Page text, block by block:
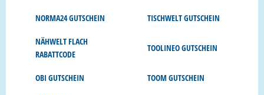
NORMA24 GUTSCHEIN
NÄHWELT FLACH
RABATTCODE
OBI GUTSCHEIN
TISCHWELT GUTSCHEIN
TOOLINEO GUTSCHEIN
TOOM GUTSCHEIN